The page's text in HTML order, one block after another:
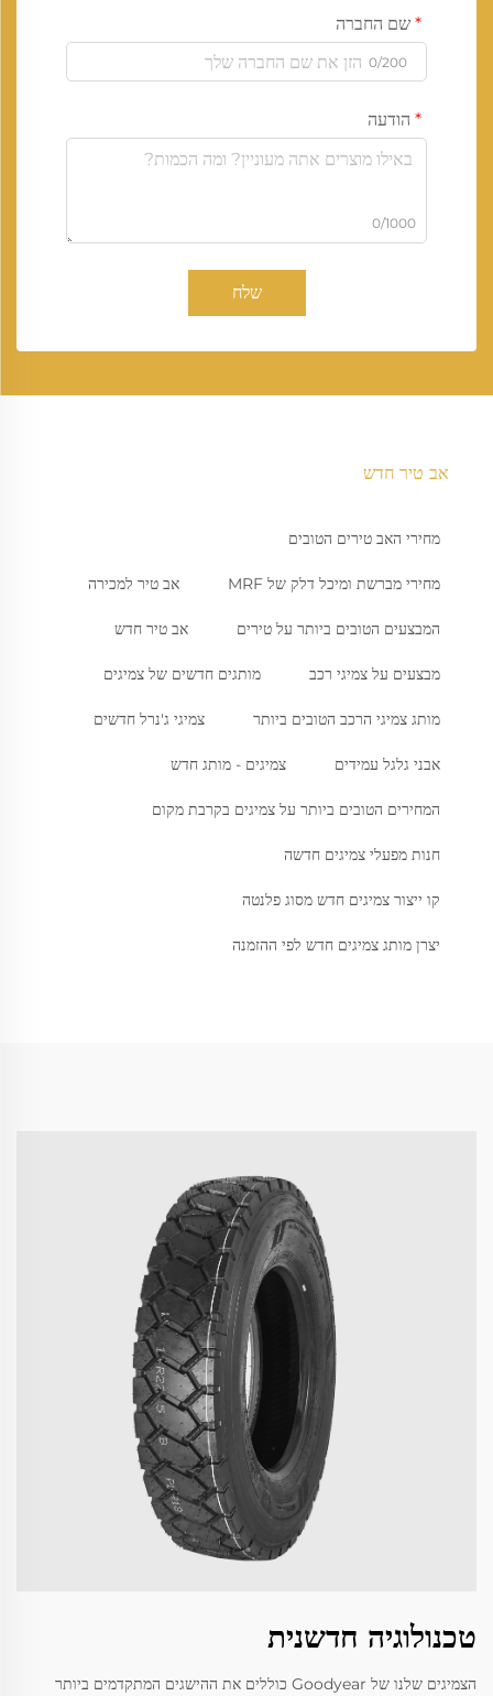
שם החברה
0/200
הודעה
0/1000
שלח
אב טיר חדש
מחירי האב טירים הטובים
מחירי מברשת ומיכל דלק של MRF אב טיר למכירה
המבצעים הטובים ביותר על טירים אב טיר חדש
מבצעים על צמיגי רכב מותגים חדשים של צמיגים
מותג צמיגי הרכב הטובים ביותר צמיגי ג'נרל חדשים
אבני גלגל עמידים צמיגים - מותג חדש
המחירים הטובים ביותר על צמיגים בקרבת מקום
חנות מפעלי צמיגים חדשה
קו ייצור צמיגים חדש מסוג פלנטה
יצרן מותג צמיגים חדש לפי ההזמנה
טכנולוגיה חדשנית
הצמיגים שלנו של Goodyear כוללים את ההישגים המתקדמים ביותר